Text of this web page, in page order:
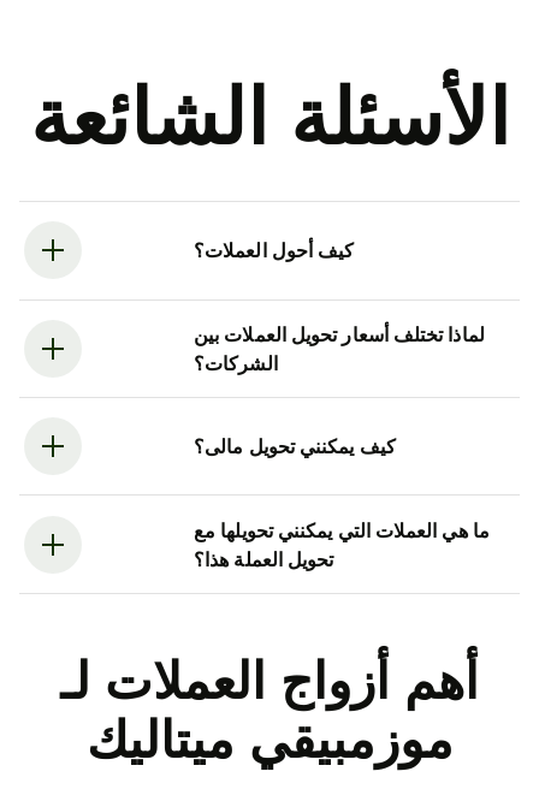
الأسئلة الشائعة
كيف أحول العملات؟
لماذا تختلف أسعار تحويل العملات بين
الشركات؟
كيف يمكنني تحويل مالى؟
ما هي العملات التي يمكنني تحويلها مع
تحويل العملة هذا؟
أهم أزواج العملات لـ
موزمبيقي ميتاليك